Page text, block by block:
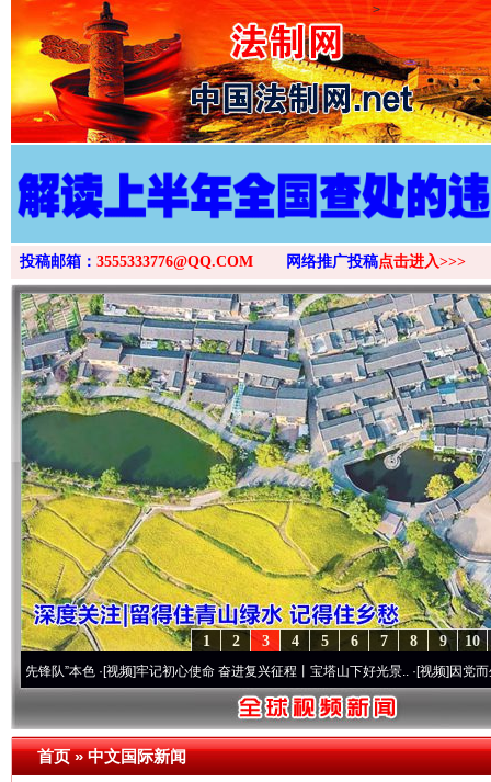
>
投稿邮箱： 3555333776@QQ.COM 网络推广投稿点击进入>>>
10
9
8
7
6
5
4
3
2
1
色·[视频]牢记初心使命 奋进复兴征程丨宝塔山下好光景..·[视频]因党而生 为党而
首页»中文国际新闻